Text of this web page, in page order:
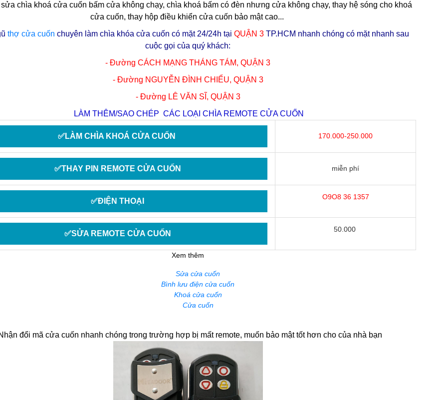
chìa khoá cửa cuốn bấm cửa không chạy, chìa khoá bấm có đèn nhưng cửa không chạy, thay hệ sóng cho khoá
cửa cuốn, thay hộp điều khiển cửa cuốn bảo mật cao...
thợ cửa cuốn chuyên làm chìa khóa cửa cuốn có mặt 24/24h tại QUẬN 3 TP.HCM nhanh chóng có mặt nhanh sau
cuộc gọi của quý khách:
- Đường CÁCH MẠNG THÁNG TÁM, QUẬN 3
- Đường NGUYỄN ĐÌNH CHIỂU, QUẬN 3
- Đường LÊ VĂN SĨ, QUẬN 3
LÀM THÊM/SAO CHÉP CÁC LOẠI CHÌA REMOTE CỬA CUỐN
✅LÀM CHÌA KHOÁ CỬA CUỐN 170.000-250.000
✅THAY PIN REMOTE CỬA CUỐN miễn phí
✅ĐIỆN THOẠI O9O8 36 1357
✅SỬA REMOTE CỬA CUỐN 50.000
Xem thêm
Sửa cửa cuốn
Bình lưu điện cửa cuốn
Khoá cửa cuốn
Cửa cuốn
đổi mã cửa cuốn nhanh chóng trong trường hợp bị mất remote, muốn bảo mật tốt hơn cho của nhà bạn